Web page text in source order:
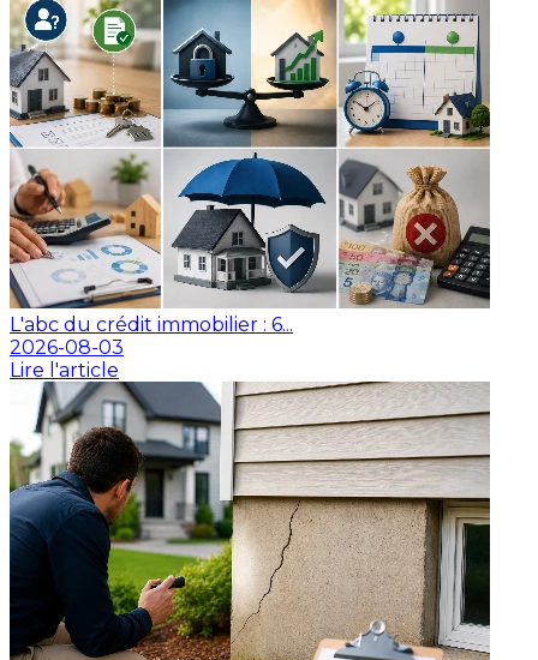
L'abc du crédit immobilier : 6...
2026-08-03
Lire l'article